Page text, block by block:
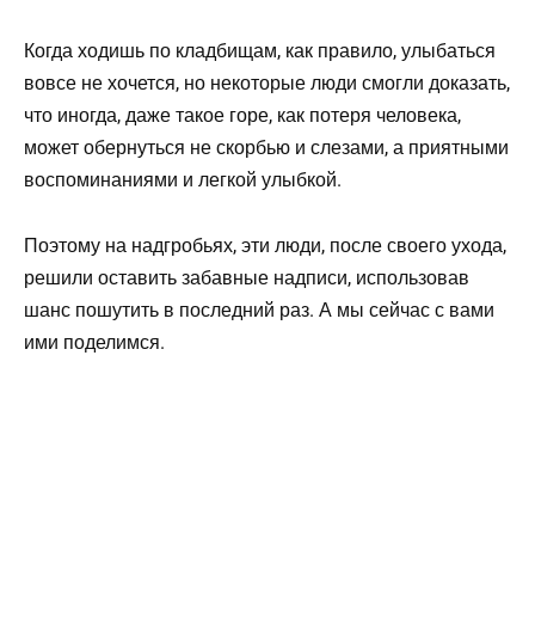
Когда ходишь по кладбищам, как правило, улыбаться
вовсе не хочется, но некоторые люди смогли доказать,
что иногда, даже такое горе, как потеря человека,
может обернуться не скорбью и слезами, а приятными
воспоминаниями и легкой улыбкой.
Поэтому на надгробьях, эти люди, после своего ухода,
решили оставить забавные надписи, использовав
шанс пошутить в последний раз. А мы сейчас с вами
ими поделимся.